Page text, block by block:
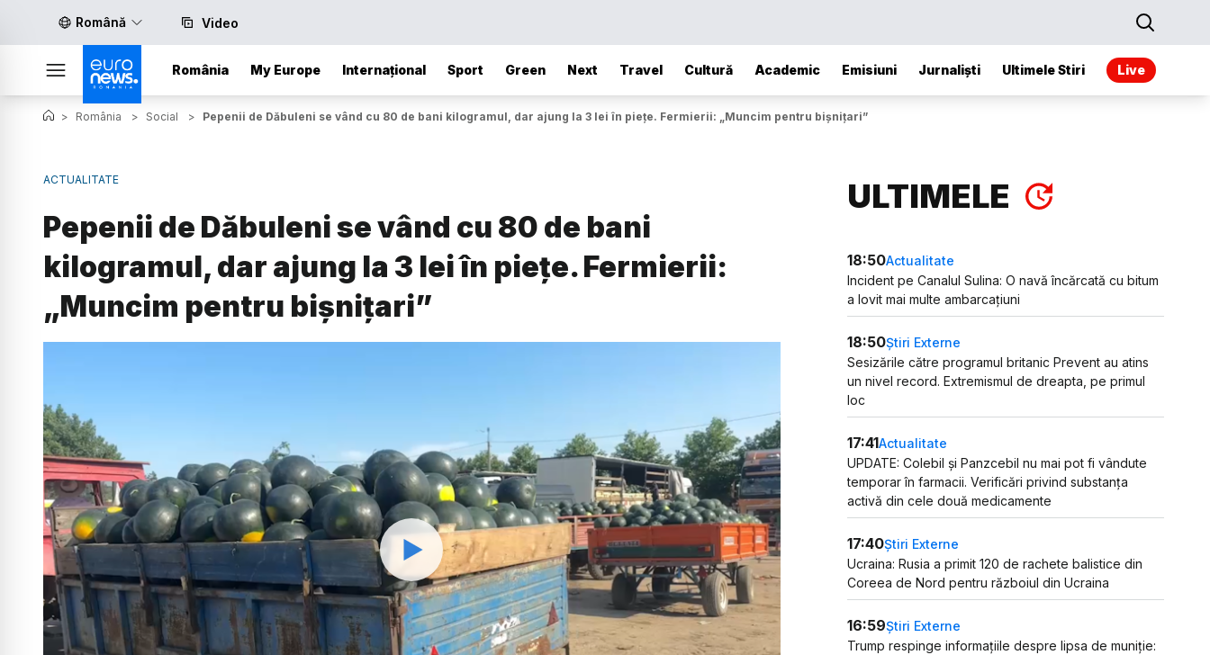
Română Video
România My Europe Internațional Sport Green Next Travel Cultură Academic Emisiuni Jurnaliști Ultimele Stiri Live
> România > Social > Pepenii de Dăbuleni se vând cu 80 de bani kilogramul, dar ajung la 3 lei în piețe. Fermierii: „Muncim pentru bișnițari”
ACTUALITATE
Pepenii de Dăbuleni se vând cu 80 de bani
kilogramul, dar ajung la 3 lei în piețe. Fermierii:
„Muncim pentru bișnițari”
Watch
ULTIMELE
18:50Actualitate
Incident pe Canalul Sulina: O navă încărcată cu bitum
a lovit mai multe ambarcațiuni
18:50Știri Externe
Sesizările către programul britanic Prevent au atins
un nivel record. Extremismul de dreapta, pe primul
loc
17:41Actualitate
UPDATE: Colebil și Panzcebil nu mai pot fi vândute
temporar în farmacii. Verificări privind substanța
activă din cele două medicamente
17:40Știri Externe
Ucraina: Rusia a primit 120 de rachete balistice din
Coreea de Nord pentru războiul din Ucraina
16:59Știri Externe
Trump respinge informațiile despre lipsa de muniție: